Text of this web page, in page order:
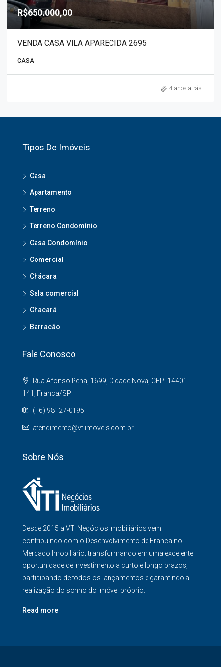
R$650.000,00
VENDA CASA VILA APARECIDA 2695
CASA
4 anos atrás
Tipos De Imóveis
Casa
Apartamento
Terreno
Terreno Condomínio
Casa Condomínio
Comercial
Chácara
Sala comercial
Chacará
Barracão
Fale Conosco
Rua Afonso Pena, 1699, Cidade Nova, CEP: 14401-
141, Franca/SP
(16) 98127-0195
atendimento@vtiimoveis.com.br
Sobre Nós
Desde 2015 a VTI Negócios Imobiliários vem
contribuindo com o Desenvolvimento de Franca no
Mercado Imobiliário, transformando em uma excelente
oportunidade de investimento a curto e longo prazos,
participando de todos os lançamentos e garantindo a
realização do sonho do imóvel próprio.
Read more